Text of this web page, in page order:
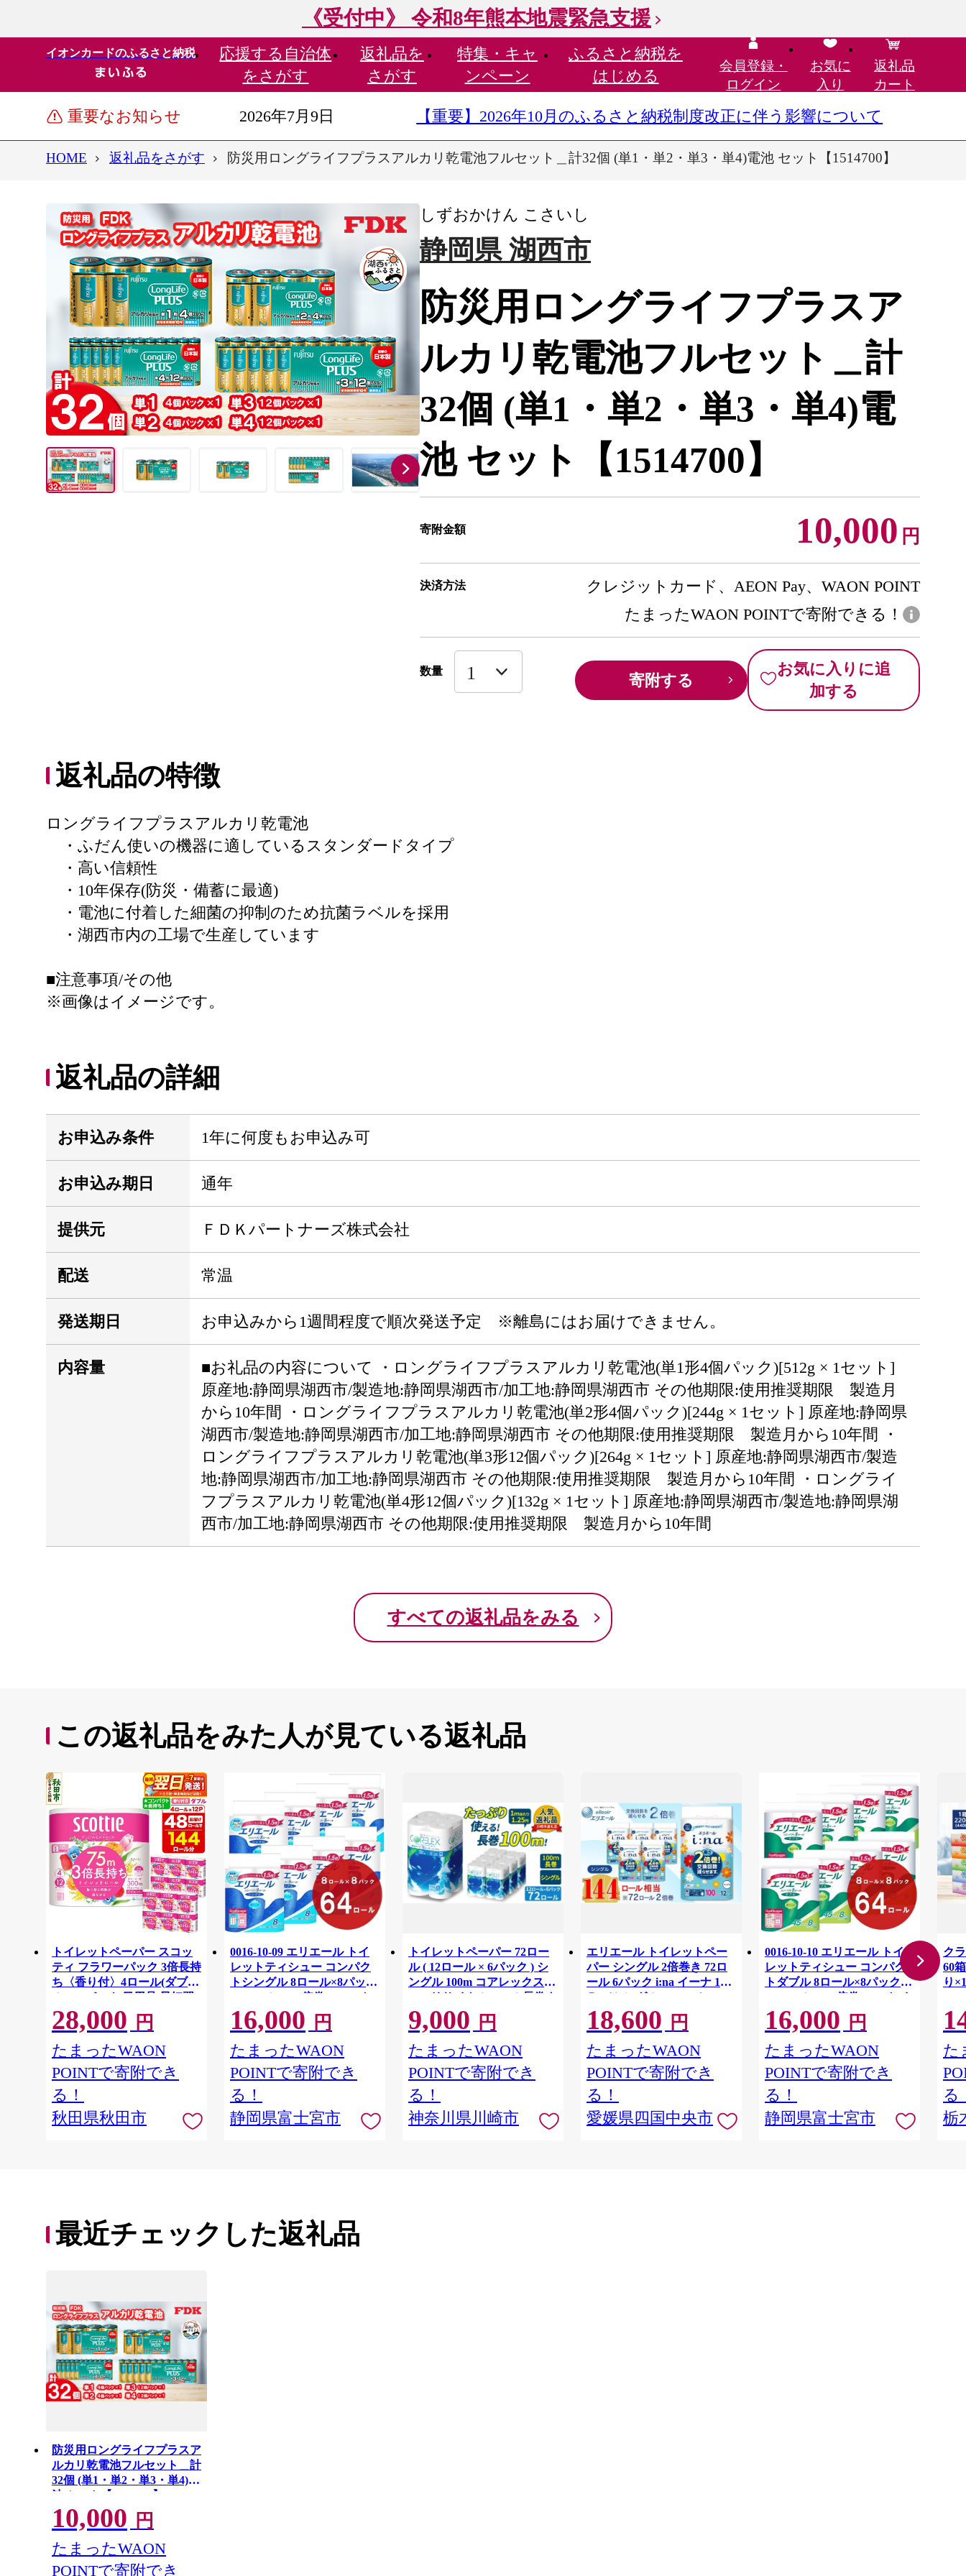
《受付中》 令和8年熊本地震緊急支援
イオンカードのふるさと納税 応援する 自治体
をさがす
返礼品を
さがす
特集・ キャ
ンペーン
ふるさと納税を
はじめる
会員登録・
ログイン
お気に
入り
返礼品
カート
重要なお知らせ 2026年7月9日 【重要】2026年10月のふるさと納税制度改正に伴う影響について
HOME 返礼品をさがす 防災用ロングライフプラスアルカリ乾電池フルセット＿計32個 (単1・単2・単3・単4)電池 セット【1514700】
しずおかけん こさいし
静岡県 湖西市
防災用ロングライフプラスア
ルカリ乾電池フルセット＿計
32個 (単1・単2・単3・単4)電
池 セット【1514700】
寄附金額 10,000 円
決済方法
クレジットカード、AEON Pay、WAON POINT
たまったWAON POINTで寄附できる！
数量 寄附する
お気に入りに追
加する
返礼品の特徴
ロングライフプラスアルカリ乾電池
・ふだん使いの機器に適しているスタンダードタイプ
・高い信頼性
・10年保存(防災・備蓄に最適)
・電池に付着した細菌の抑制のため抗菌ラベルを採用
・湖西市内の工場で生産しています
■注意事項/その他
※画像はイメージです。
返礼品の詳細
お申込み条件 1年に何度もお申込み可
お申込み期日 通年
提供元 ＦＤＫパートナーズ株式会社
配送 常温
発送期日 お申込みから1週間程度で順次発送予定 ※離島にはお届けできません。
内容量
■お礼品の内容について ・ロングライフプラスアルカリ乾電池(単1形4個パック)[512g × 1セット]
原産地:静岡県湖西市/製造地:静岡県湖西市/加工地:静岡県湖西市 その他期限:使用推奨期限 製造月
から10年間 ・ロングライフプラスアルカリ乾電池(単2形4個パック)[244g × 1セット] 原産地:静岡県
湖西市/製造地:静岡県湖西市/加工地:静岡県湖西市 その他期限:使用推奨期限 製造月から10年間 ・
ロングライフプラスアルカリ乾電池(単3形12個パック)[264g × 1セット] 原産地:静岡県湖西市/製造
地:静岡県湖西市/加工地:静岡県湖西市 その他期限:使用推奨期限 製造月から10年間 ・ロングライ
フプラスアルカリ乾電池(単4形12個パック)[132g × 1セット] 原産地:静岡県湖西市/製造地:静岡県湖
西市/加工地:静岡県湖西市 その他期限:使用推奨期限 製造月から10年間
すべての返礼品をみる
この返礼品をみた人が見ている返礼品
トイレットペーパー スコッ
ティ フラワーパック 3倍長持
ち〈香り付〉4ロール(ダブ
ル)×12パック 日用品 最短翌
日発送 [スコッティ フラワー
パック トイレットペーパー
日本製紙クレシア] 秋田県秋
田市
28,000 円
たまったWAON
POINTで寄附でき
る！
秋田県秋田市
0016-10-09 エリエール トイ
レットティシュー コンパク
トシングル 8ロール×8パック
64ロール 1.5倍巻 82.5m ト
イレットペーパー シングル
パルプ100％ 香りつき 日用品
消耗品 備蓄
16,000 円
たまったWAON
POINTで寄附でき
る！
静岡県富士宮市
トイレットペーパー 72ロー
ル ( 12ロール × 6パック ) シ
ングル 100m コアレックス
FSCリサイクルロール長巻タ
イプ 再生紙 100％ 日用品 消
耗品 防災 備蓄 トイレットペ
ーパー トイレ 神奈川県 川崎
市 トイレットペーパー 新生
活 生活雑貨 生活用品 といれ
っとぺーぱー 長持ち 長巻き
まとめ 非常 便利 サステナブ
ル エコ トイレットペーパー
9,000 円
たまったWAON
POINTで寄附でき
る！
神奈川県川崎市
エリエール トイレットペー
パー シングル 2倍巻き 72ロ
ール 6パック i:na イーナ 12
Ｒ （シングル・100ｍ） × 6
パック 日用品 消耗品 新生活
備蓄 防災 愛媛県 四国中央市
18,600 円
たまったWAON
POINTで寄附でき
る！
愛媛県四国中央市
0016-10-10 エリエール トイ
レットティシュー コンパク
トダブル 8ロール×8パック
64ロール 1.5倍巻 45m トイ
レットペーパー ダブル パル
プ100％ 香りつき 日用品 消
耗品 備蓄
16,000 円
たまったWAON
POINTで寄附でき
る！
静岡県富士宮市
ク
60
り
た
る
栃
最近チェックした返礼品
防災用ロングライフプラスア
ルカリ乾電池フルセット＿計
32個 (単1・単2・単3・単4)電
池 セット【1514700】
10,000 円
たまったWAON
POINTで寄附でき